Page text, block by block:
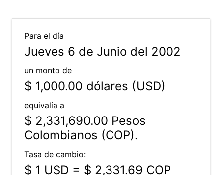
Para el día
Jueves 6 de Junio del 2002
un monto de
$ 1,000.00 dólares (USD)
equivalía a
$ 2,331,690.00 Pesos
Colombianos (COP).
Tasa de cambio:
$ 1 USD = $ 2,331.69 COP